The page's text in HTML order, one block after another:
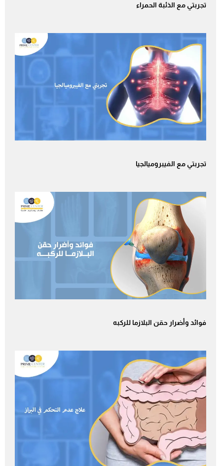
تجربتي مع الذئبة الحمراء
تجربتي مع الفيبروميالجيا
فوائد وأضرار حقن البلازما للركبه